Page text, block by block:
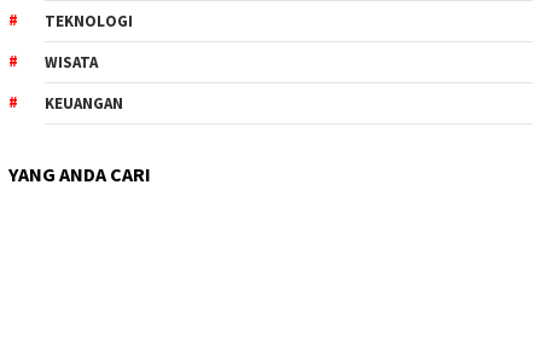
TEKNOLOGI
WISATA
KEUANGAN
YANG ANDA CARI